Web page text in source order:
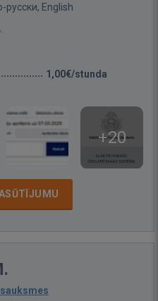
русски, English
1,00€/stunda
+20